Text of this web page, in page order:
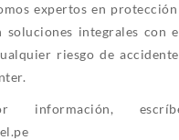
expertos en
soluciones integrales con
riesgo de
información,